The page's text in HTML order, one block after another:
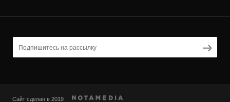
Сайт сделан в 2019